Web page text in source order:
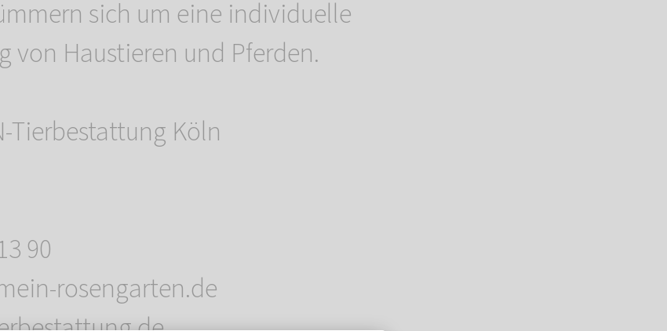
sich um eine individuelle
von Haustieren und Pferden.
Tierbestattung Köln
90
rosengarten.de